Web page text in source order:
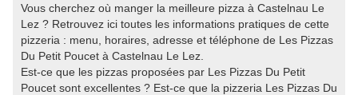
Vous cherchez où manger la meilleure pizza à Castelnau Le
Lez ? Retrouvez ici toutes les informations pratiques de cette
pizzeria : menu, horaires, adresse et téléphone de Les Pizzas
Du Petit Poucet à Castelnau Le Lez.
Est-ce que les pizzas proposées par Les Pizzas Du Petit
Poucet sont excellentes ? Est-ce que la pizzeria Les Pizzas Du